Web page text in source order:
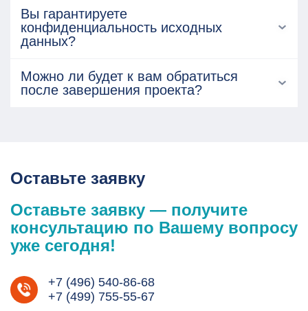
Вы гарантируете
конфиденциальность исходных
данных?
Можно ли будет к вам обратиться
после завершения проекта?
Оставьте заявку
Оставьте заявку — получите
консультацию по Вашему вопросу
уже сегодня!
+7 (496) 540-86-68
+7 (499) 755-55-67